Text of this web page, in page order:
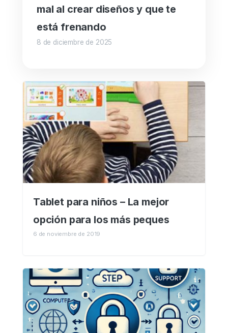
mal al crear diseños y que te
está frenando
8 de diciembre de 2025
Tablet para niños – La mejor
opción para los más peques
6 de noviembre de 2019